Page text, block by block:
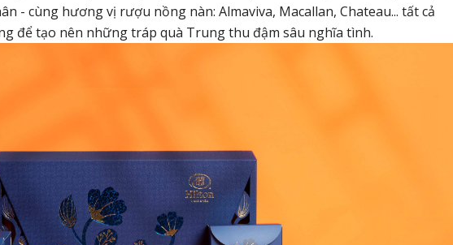
- cùng hương vị rượu nồng nàn: Almaviva, Macallan, Chateau... tất cả
để tạo nên những tráp quà Trung thu đậm sâu nghĩa tình.